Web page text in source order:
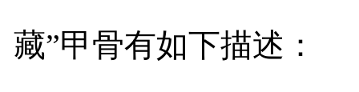
藏”甲骨有如下描述：